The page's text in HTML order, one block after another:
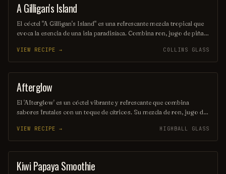
COCKTAIL
A Gilligan's Island
El cóctel "A Gilligan's Island" es una refrescante mezcla tropical que
evoca la esencia de una isla paradisíaca. Combina ron, jugo de piña y
los bebedores a un ambiente vacacional. Ideal para disfrutar bajo el
sol o en una reunión con amigos.
VIEW RECIPE → COLLINS GLASS
COCKTAIL
Afterglow
El 'Afterglow' es un cóctel vibrante y refrescante que combina
sabores frutales con un toque de cítricos. Su mezcla de ron, jugo de
para cualquier ocasión. Ideal para disfrutar bajo el sol o en una
noche de verano.
VIEW RECIPE → HIGHBALL GLASS
OTHER / UNKNOWN
Kiwi Papaya Smoothie